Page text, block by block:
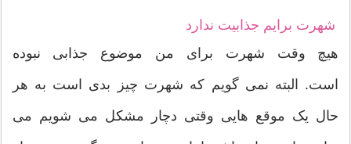
شهرت برایم جذابیت ندارد
هیچ وقت شهرت برای من موضوع جذابی نبوده
است. البته نمی گویم که شهرت چیز بدی است به هر
حال یک موقع هایی وقتی دچار مشکل می شویم می